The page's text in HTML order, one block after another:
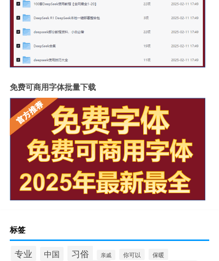
免费可商用字体批量下载
标签
专业 中国 习俗 亲戚 你可以 保暖